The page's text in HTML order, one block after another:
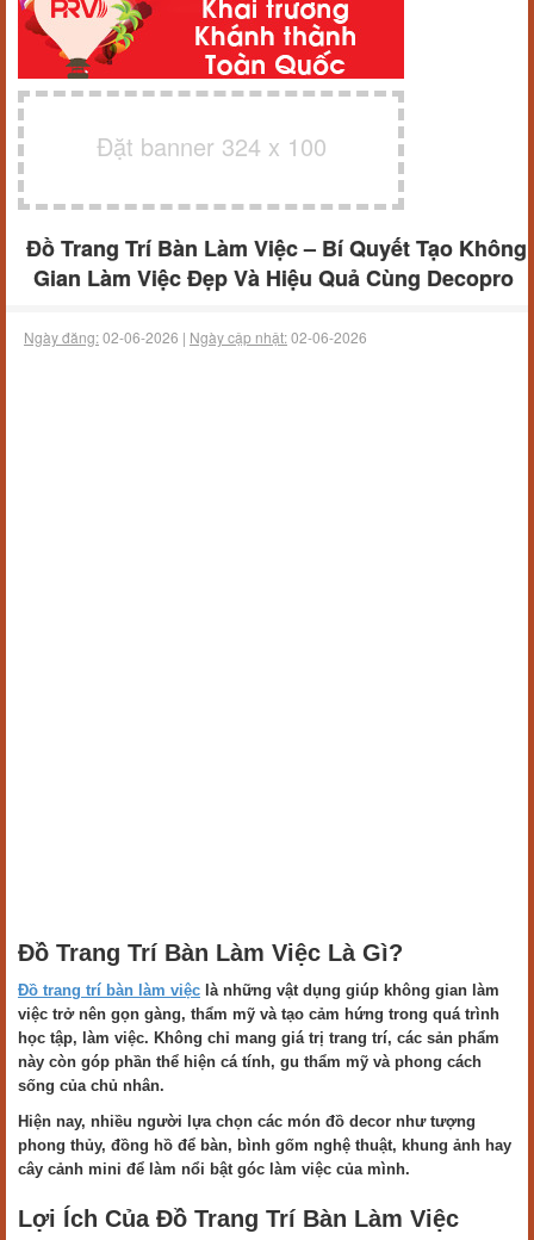
Đặt banner 324 x 100
Đồ Trang Trí Bàn Làm Việc – Bí Quyết Tạo Không
Gian Làm Việc Đẹp Và Hiệu Quả Cùng Decopro
Ngày đăng:02-06-2026 | Ngày cập nhật:02-06-2026
Đồ Trang Trí Bàn Làm Việc Là Gì?
Đồ trang trí bàn làm việc là những vật dụng giúp không gian làm
việc trở nên gọn gàng, thẩm mỹ và tạo cảm hứng trong quá trình
học tập, làm việc. Không chỉ mang giá trị trang trí, các sản phẩm
này còn góp phần thể hiện cá tính, gu thẩm mỹ và phong cách
sống của chủ nhân.
Hiện nay, nhiều người lựa chọn các món đồ decor như tượng
phong thủy, đồng hồ để bàn, bình gốm nghệ thuật, khung ảnh hay
cây cảnh mini để làm nổi bật góc làm việc của mình.
Lợi Ích Của Đồ Trang Trí Bàn Làm Việc